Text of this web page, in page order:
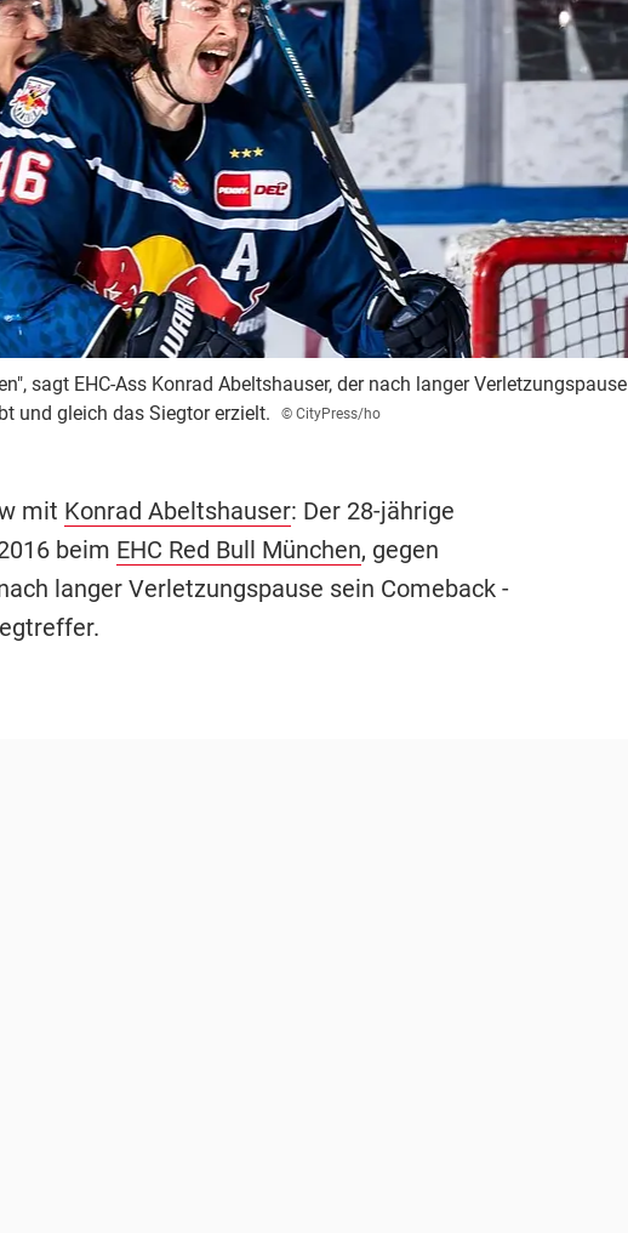
sagt EHC-Ass Konrad Abeltshauser, der nach langer Verletzungspause
und gleich das Siegtor erzielt.
© CityPress/ho
mit Konrad Abeltshauser: Der 28-jährige
beim EHC Red Bull München, gegen
langer Verletzungspause sein Comeback -